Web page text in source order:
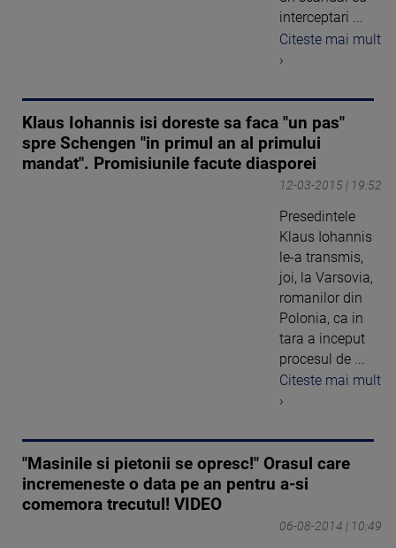
interceptari ...
Citeste mai mult
›
Klaus Iohannis isi doreste sa faca "un pas"
spre Schengen "in primul an al primului
mandat". Promisiunile facute diasporei
12-03-2015 | 19:52
Presedintele
Klaus Iohannis
le-a transmis,
joi, la Varsovia,
romanilor din
Polonia, ca in
tara a inceput
procesul de ...
Citeste mai mult
›
"Masinile si pietonii se opresc!" Orasul care
incremeneste o data pe an pentru a-si
comemora trecutul! VIDEO
06-08-2014 | 10:49